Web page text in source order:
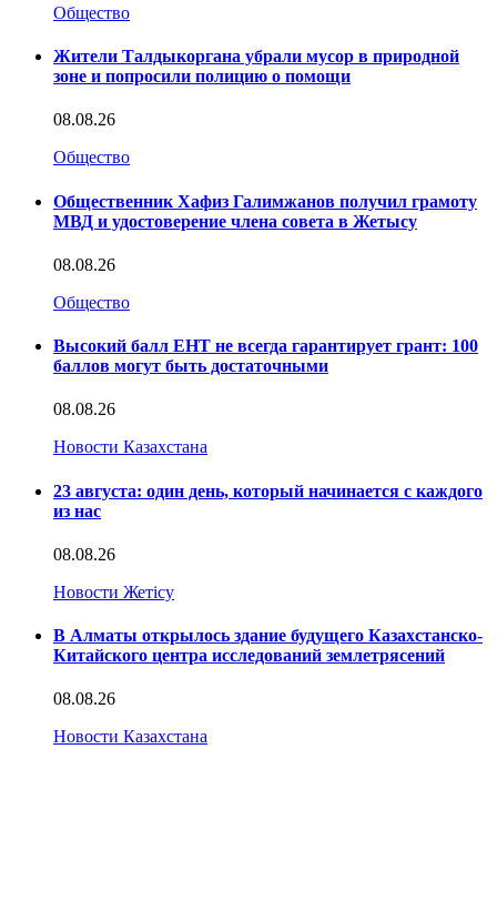
Общество
Жители Талдыкоргана убрали мусор в природной
зоне и попросили полицию о помощи
08.08.26
Общество
Общественник Хафиз Галимжанов получил грамоту
МВД и удостоверение члена совета в Жетысу
08.08.26
Общество
Высокий балл ЕНТ не всегда гарантирует грант: 100
баллов могут быть достаточными
08.08.26
Новости Казахстана
23 августа: один день, который начинается с каждого
из нас
08.08.26
Новости Жетісу
В Алматы открылось здание будущего Казахстанско-
Китайского центра исследований землетрясений
08.08.26
Новости Казахстана